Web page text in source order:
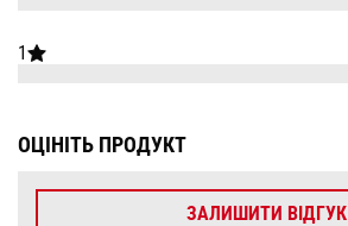
1
ОЦІНІТЬ ПРОДУКТ
ЗАЛИШИТИ ВІДГУК